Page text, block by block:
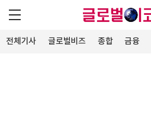
전체기사 글로벌비즈 종합 금융